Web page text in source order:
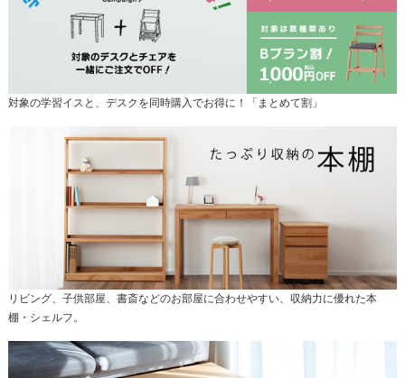
対象の学習イスと、デスクを同時購入でお得に！「まとめて割」
リビング、子供部屋、書斎などのお部屋に合わせやすい、収納力に優れた本
棚・シェルフ。